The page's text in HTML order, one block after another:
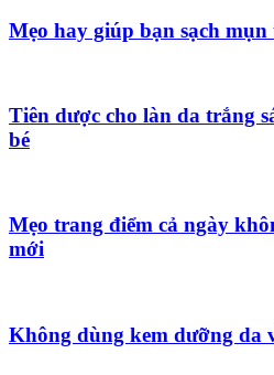
Mẹo hay giúp bạn sạch
Tiên dược cho làn da trắng
bé
Mẹo trang điểm cả ngày
mới
Không dùng kem dưỡng da